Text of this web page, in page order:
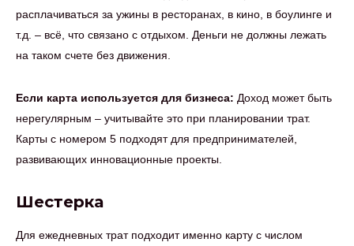
расплачиваться за ужины в ресторанах, в кино, в боулинге и
т.д. – всё, что связано с отдыхом. Деньги не должны лежать
на таком счете без движения.
Если карта используется для бизнеса: Доход может быть
нерегулярным – учитывайте это при планировании трат.
Карты с номером 5 подходят для предпринимателей,
развивающих инновационные проекты.
Шестерка
Для ежедневных трат подходит именно карту с числом